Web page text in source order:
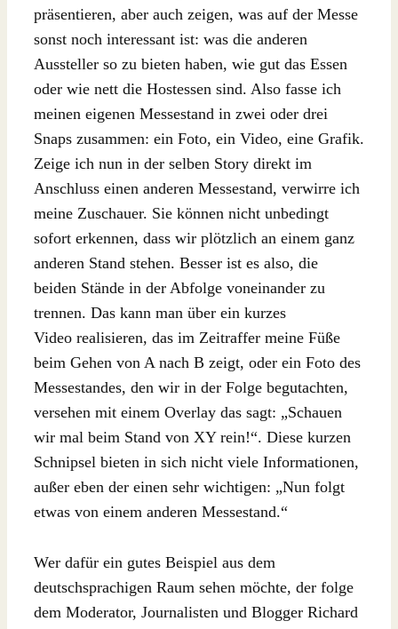
präsentieren, aber auch zeigen, was auf der Messe
sonst noch interessant ist: was die anderen
Aussteller so zu bieten haben, wie gut das Essen
oder wie nett die Hostessen sind. Also fasse ich
meinen eigenen Messestand in zwei oder drei
Snaps zusammen: ein Foto, ein Video, eine Grafik.
Zeige ich nun in der selben Story direkt im
Anschluss einen anderen Messestand, verwirre ich
meine Zuschauer. Sie können nicht unbedingt
sofort erkennen, dass wir plötzlich an einem ganz
anderen Stand stehen. Besser ist es also, die
beiden Stände in der Abfolge voneinander zu
trennen. Das kann man über ein kurzes
Video realisieren, das im Zeitraffer meine Füße
beim Gehen von A nach B zeigt, oder ein Foto des
Messestandes, den wir in der Folge begutachten,
versehen mit einem Overlay das sagt: „Schauen
wir mal beim Stand von XY rein!“. Diese kurzen
Schnipsel bieten in sich nicht viele Informationen,
außer eben der einen sehr wichtigen: „Nun folgt
etwas von einem anderen Messestand.“
Wer dafür ein gutes Beispiel aus dem
deutschsprachigen Raum sehen möchte, der folge
dem Moderator, Journalisten und Blogger Richard